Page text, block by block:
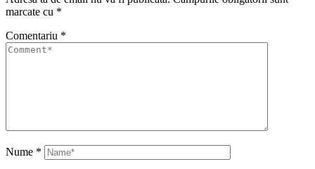
marcate cu *
Comentariu *
Nume *